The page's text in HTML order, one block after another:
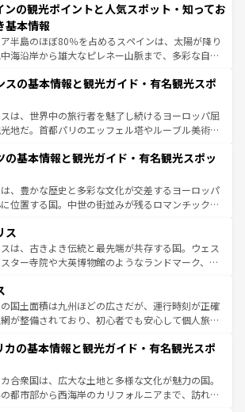
スカーナの美しい田園風景やアマルフィ海岸の絶
自然景観も見逃せない。観光の合間には、本場の
パスタなど、絶品のイタリア料理を堪能することも
朝目覚めてから夜眠るまで、すべての瞬間を楽し
着のイタリア情報はコンテンツ一覧を参照してほ
ンの観光ポイントと人気スポット・知ってお
基本情報
半島のほぼ80％を占めるスペインは、太陽が降り
海沿岸から雄大なピレネー山脈まで、多彩な自然
付くこの国では、情熱的なフラメンコ、熱気あふ
、そして美味しいタパスが生活の一部となってい
マドリードの洗練された雰囲気や、バルセロナの
溢れた街角から、地方では古代ローマ遺跡や中世
方によって風土や気候が異なるスペインはその個
一覧 を参照してほしい。
スの基本情報と観光ガイド・有名観光スポ
は、世界中の旅行者を魅了し続けるヨーロッパ屈
地だ。首都パリのエッフェル塔やルーブル美術館
い魅力が詰まっている。華麗な宮殿、歴史的な大
美しいビーチ、そして豊かな自然が、訪れる者を心
了する。また、フランスは美食の国としても知ら
ンス料理はユネスコ無形文化遺産にも登録されて
ラベンダー畑など、多彩な楽しみ方が可能だ。さ
パリ以外の地域にも魅力が溢れており、どの街角に
歴史と文化が息づいている。パリ以外の個性あふ
てほしい。
の基本情報と観光ガイド・有名観光スポッ
は、豊かな歴史と多彩な文化が交差するヨーロッパ
位置する国。中世の街並みが残るロマンチック街
この国は、どこを歩いても飽きることがない。ベ
文化的活気、バイエルン州のアルプスの絶景、そ
イン川沿いのワイン畑といった風景は必見。ビール
きな人にはぜひ体験してほしい。 なお、新着の
報はコンテンツ一覧を参照してほしい。
ス
は、古きよき伝統と最先端が共存する国。ウェス
スター寺院や大英博物館のようなランドマーク、歴
に異なる魅力がある。また、優雅なアフタヌーン
ビール好きにはたまらない英国パブ、サッカー観
本場だからこそできる体験も豊富。イギリスを旅
を参照してほしい。
国土面積は九州ほどの広さだが、運行時刻が正確
が整備されており、初心者でも安心して個人旅行
そのまま残る町や、スイスならではのユニークな
あり、アルプス観光だけでなく町歩きも満喫する
きる。国民の所得が高いため物価も高いが、旅行
交通パス提供のサービスもあり、うまく活用すれ
カの基本情報と観光ガイド・有名観光スポ
合衆国は、広大な土地と多様な文化が魅力の国。
都市部から西海岸のカリフォルニアまで、訪れる